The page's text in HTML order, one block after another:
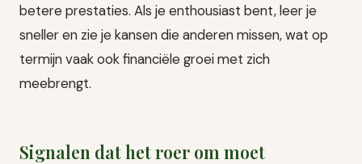
betere prestaties. Als je enthousiast bent, leer je
sneller en zie je kansen die anderen missen, wat op
termijn vaak ook financiële groei met zich
meebrengt.
Signalen dat het roer om moet